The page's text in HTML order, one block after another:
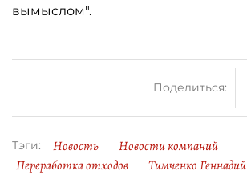
вымыслом".
Поделиться:
Тэги: Новость
Новости компаний
Переработка отходов
Тимченко Геннадий